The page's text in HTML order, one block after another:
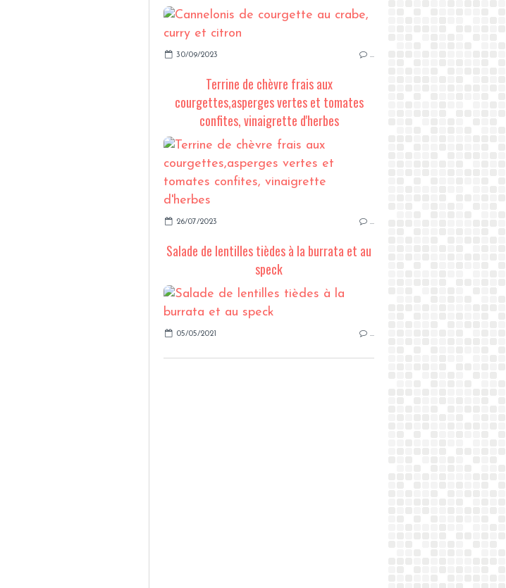
30/09/2023 …
Terrine de chèvre frais aux
courgettes,asperges vertes et tomates
confites, vinaigrette d'herbes
26/07/2023 …
Salade de lentilles tièdes à la burrata et au
speck
05/05/2021 …